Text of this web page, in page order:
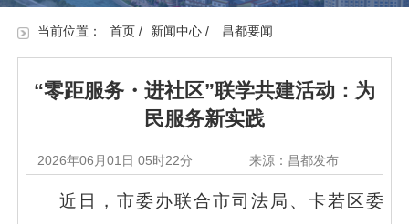
当前位置： 首页/ 新闻中心/ 昌都要闻
“零距服务・进社区”联学共建活动：为
民服务新实践
2026年06月01日 05时22分 来源：昌都发布
近日，市委办联合市司法局、卡若区委